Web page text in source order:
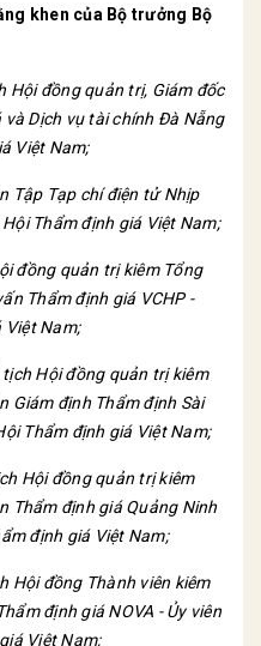
khen của Bộ trưởng Bộ
Hội đồng quản trị, Giám đốc
Dịch vụ tài chính Đà Nẵng
Việt Nam;
Tập Tạp chí điện tử Nhịp
Thẩm định giá Việt Nam;
đồng quản trị kiêm Tổng
Thẩm định giá VCHP -
Việt Nam;
Hội đồng quản trị kiêm
Giám định Thẩm định Sài
Thẩm định giá Việt Nam;
Hội đồng quản trị kiêm
Thẩm định giá Quảng Ninh
định giá Việt Nam;
Hội đồng Thành viên kiêm
định giá NOVA - Ủy viên
Việt Nam;